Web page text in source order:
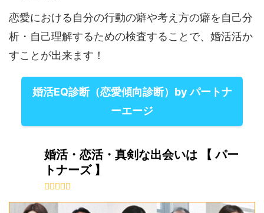
恋愛における自分の行動の癖や考え方の癖を自己分
析・自己理解するための検査することで、婚活活か
すことが出来ます！
婚活EQ診断（恋愛傾向診断）by パートナ
ーエージ
婚活・恋活・真剣な出会いは 【 パー
トナーズ 】